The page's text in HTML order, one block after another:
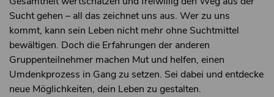
Sucht gehen – all das zeichnet uns aus. Wer zu uns
kommt, kann sein Leben nicht mehr ohne Suchtmittel
bewältigen. Doch die Erfahrungen der anderen
Gruppenteilnehmer machen Mut und helfen, einen
Umdenkprozess in Gang zu setzen. Sei dabei und entdecke
neue Möglichkeiten, dein Leben zu gestalten.